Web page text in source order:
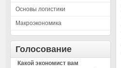
Основы логистики
Макроэкономика
Голосование
Какой экономист вам